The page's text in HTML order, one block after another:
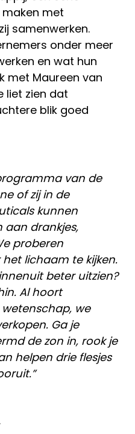
met
samenwerken.
onder meer
en wat hun
met Maureen van
liet zien dat
blik goed
van de
of zij in de
kunnen
aan drankjes,
proberen
lichaam te kijken.
beter uitzien?
Al hoort
we
Ga je
de zon in, rook je
helpen drie flesjes